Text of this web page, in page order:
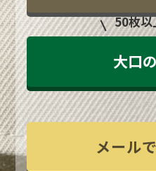
50枚以
大口
メール